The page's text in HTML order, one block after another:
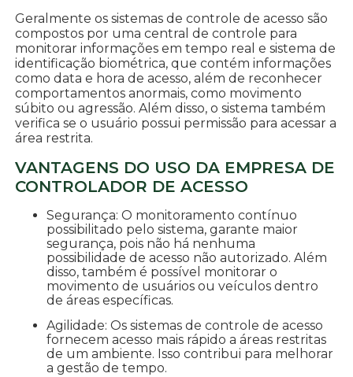
Geralmente os sistemas de controle de acesso são
compostos por uma central de controle para
monitorar informações em tempo real e sistema de
identificação biométrica, que contém informações
como data e hora de acesso, além de reconhecer
comportamentos anormais, como movimento
súbito ou agressão. Além disso, o sistema também
verifica se o usuário possui permissão para acessar a
área restrita.
VANTAGENS DO USO DA EMPRESA DE
CONTROLADOR DE ACESSO
Segurança: O monitoramento contínuo
possibilitado pelo sistema, garante maior
segurança, pois não há nenhuma
possibilidade de acesso não autorizado. Além
disso, também é possível monitorar o
movimento de usuários ou veículos dentro
de áreas específicas.
Agilidade: Os sistemas de controle de acesso
fornecem acesso mais rápido a áreas restritas
de um ambiente. Isso contribui para melhorar
a gestão de tempo.